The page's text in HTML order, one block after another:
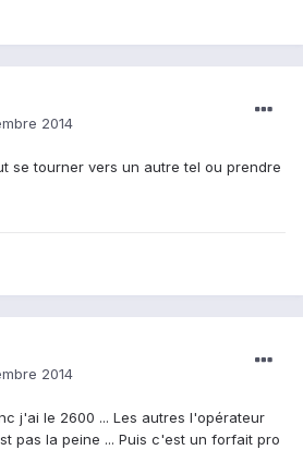
2014
se tourner vers un autre tel ou prendre
2014
j'ai le 2600 ... Les autres l'opérateur
pas la peine ... Puis c'est un forfait pro